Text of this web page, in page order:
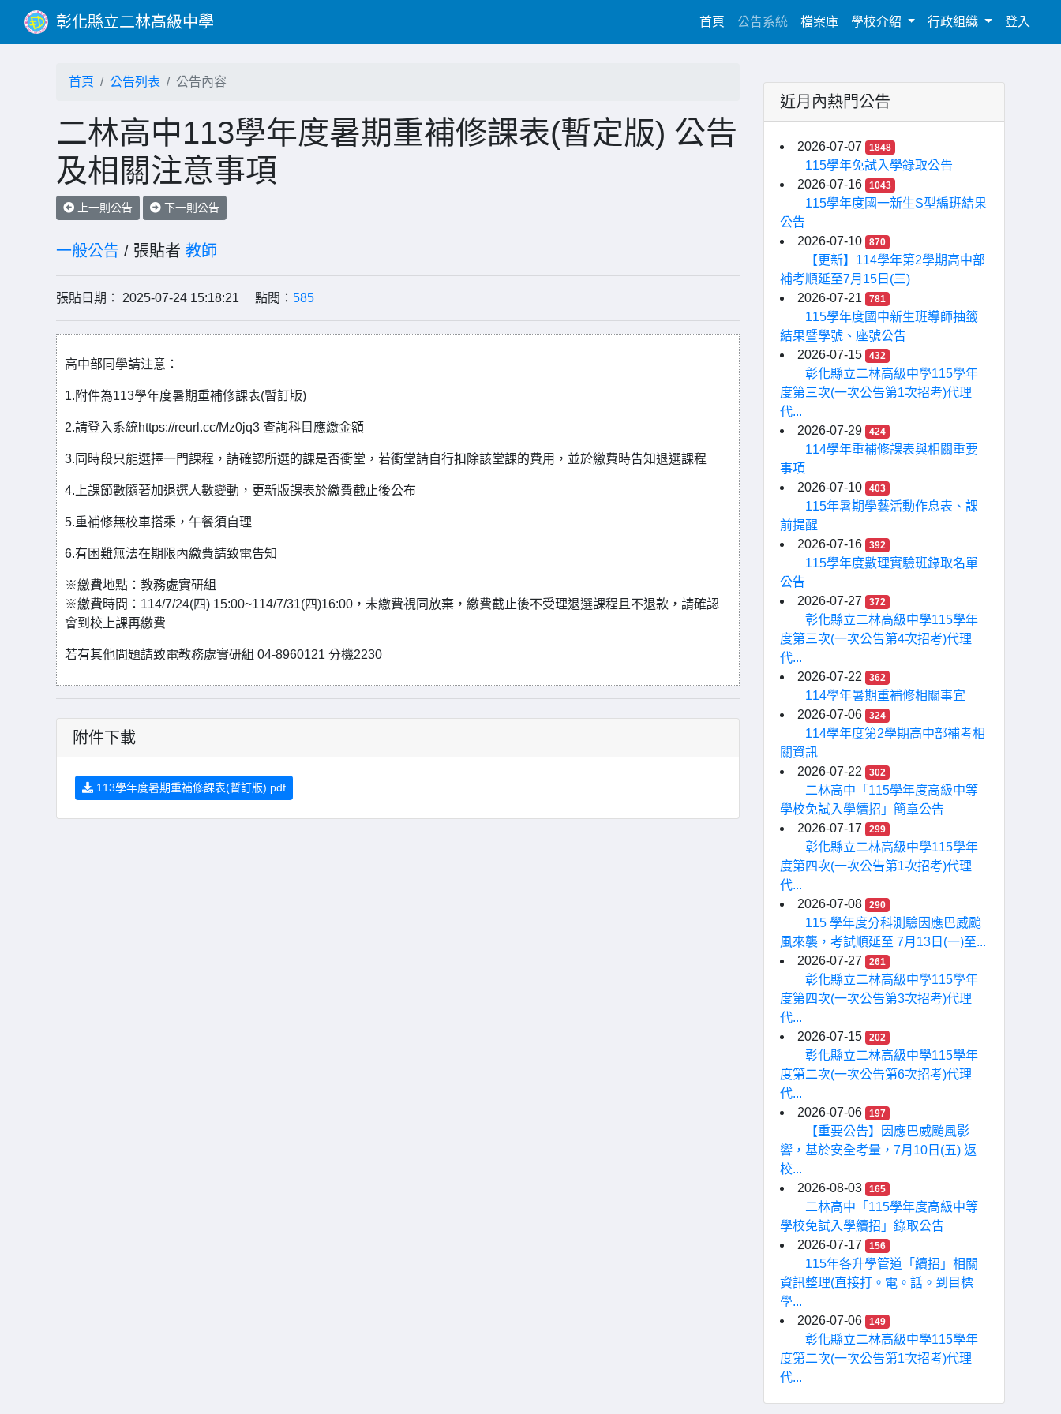
彰化縣立二林高級中學 首頁(current)
公告系統 檔案庫 學校介紹 行政組織 登入
首頁 公告列表 公告內容
二林高中113學年度暑期重補修課表(暫定版) 公告
及相關注意事項
上一則公告 下一則公告
一般公告 / 張貼者 教師
張貼日期： 2025-07-24 15:18:21 點閱： 585
高中部同學請注意：
1.附件為113學年度暑期重補修課表(暫訂版)
2.請登入系統https://reurl.cc/Mz0jq3 查詢科目應繳金額
3.同時段只能選擇一門課程，請確認所選的課是否衝堂，若衝堂請自行扣除該堂課的費用，並於繳費時告知退選課程
4.上課節數隨著加退選人數變動，更新版課表於繳費截止後公布
5.重補修無校車搭乘，午餐須自理
6.有困難無法在期限內繳費請致電告知
※繳費地點：教務處實研組
※繳費時間：114/7/24(四) 15:00~114/7/31(四)16:00，未繳費視同放棄，繳費截止後不受理退選課程且不退款，請確認
會到校上課再繳費
若有其他問題請致電教務處實研組 04-8960121 分機2230
附件下載
113學年度暑期重補修課表(暫訂版).pdf
近月內熱門公告
2026-07-07 1848
115學年免試入學錄取公告
2026-07-16
1043
115學年度國一新生S型編班結果
公告
2026-07-10
870
【更新】114學年第2學期高中部
補考順延至7月15日(三)
2026-07-21
781
115學年度國中新生班導師抽籤
結果暨學號、座號公告
2026-07-15
432
彰化縣立二林高級中學115學年
度第三次(一次公告第1次招考)代理
代...
2026-07-29
424
114學年重補修課表與相關重要
事項
2026-07-10
403
115年暑期學藝活動作息表、課
前提醒
2026-07-16
392
115學年度數理實驗班錄取名單
公告
2026-07-27
372
彰化縣立二林高級中學115學年
度第三次(一次公告第4次招考)代理
代...
2026-07-22
362
114學年暑期重補修相關事宜
2026-07-06
324
114學年度第2學期高中部補考相
關資訊
2026-07-22
302
二林高中「115學年度高級中等
學校免試入學續招」簡章公告
2026-07-17
299
彰化縣立二林高級中學115學年
度第四次(一次公告第1次招考)代理
代...
2026-07-08
290
115 學年度分科測驗因應巴威颱
風來襲，考試順延至 7月13日(一)至...
2026-07-27
261
彰化縣立二林高級中學115學年
度第四次(一次公告第3次招考)代理
代...
2026-07-15
202
彰化縣立二林高級中學115學年
度第二次(一次公告第6次招考)代理
代...
2026-07-06
197
【重要公告】因應巴威颱風影
響，基於安全考量，7月10日(五) 返
校...
2026-08-03
165
二林高中「115學年度高級中等
學校免試入學續招」錄取公告
2026-07-17
156
115年各升學管道「續招」相關
資訊整理(直接打。電。話。到目標
學...
2026-07-06
149
彰化縣立二林高級中學115學年
度第二次(一次公告第1次招考)代理
代...